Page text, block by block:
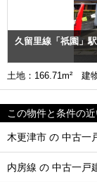
久留里線「祇園」
土地：166.71m² 建
この物件と条件の
木更津市 の 中古一
内房線 の 中古一戸